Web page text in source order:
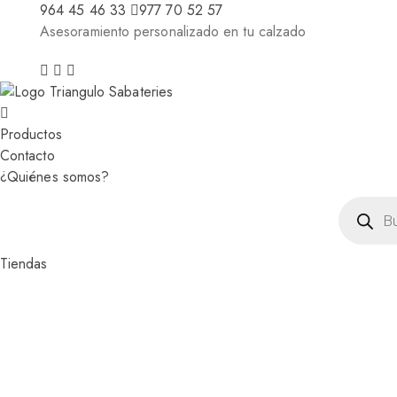
964 45 46 33
977 70 52 57
Asesoramiento personalizado en tu calzado
Productos
Contacto
¿Quiénes somos?
Tiendas